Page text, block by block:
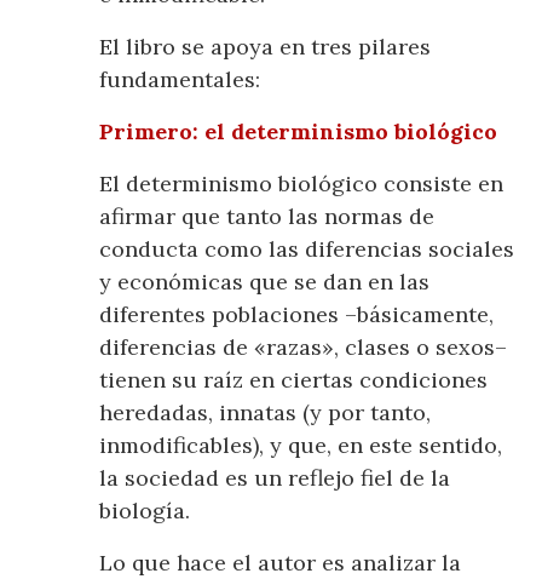
El libro se apoya en tres pilares
fundamentales:
Primero: el determinismo biológico
El determinismo biológico consiste en
afirmar que tanto las normas de
conducta como las diferencias sociales
y económicas que se dan en las
diferentes poblaciones ­­­­­­­­–básicamente,
diferencias de «razas», clases o sexos–
tienen su raíz en ciertas condiciones
heredadas, innatas (y por tanto,
inmodificables), y que, en este sentido,
la sociedad es un reflejo fiel de la
biología.
Lo que hace el autor es analizar la